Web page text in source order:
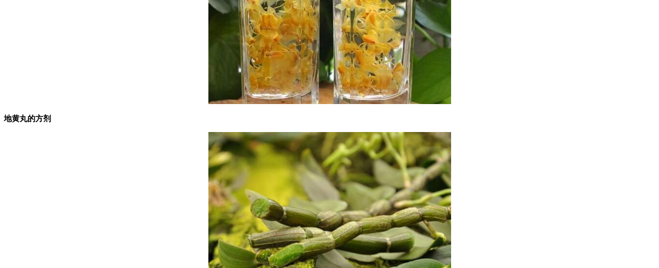
地黄丸的方剂